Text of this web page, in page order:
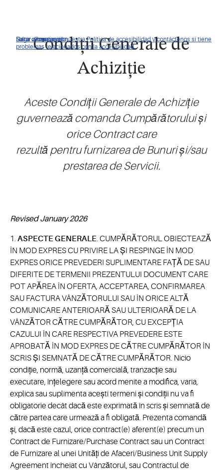
Haga clic para ver nuestra Política de accesibilidad y contáctenos si tiene
problemas relacionados con la accesibilidad.
Saltar a navegación
Saltar al contenido
Saltar a buscar
Condiții Generale de
Achiziție
Aceste Condiții Generale de Achiziție
guvernează comanda Cumpărătorului și
orice Contract care
rezultă pentru furnizarea de Bunuri și/sau
prestarea de Servicii.
Revised January 2026
1. ASPECTE GENERALE. CUMPĂRĂTORUL OBIECTEAZĂ
ÎN MOD EXPRES CU PRIVIRE LA ȘI RESPINGE ÎN MOD
EXPRES ORICE PREVEDERI SUPLIMENTARE FAȚĂ DE SAU
DIFERITE DE TERMENII PREZENTULUI DOCUMENT CARE
POT APĂREA ÎN OFERTA, ACCEPTAREA, CONFIRMAREA
SAU FACTURA VÂNZĂTORULUI SAU ÎN ORICE ALTĂ
COMUNICARE ANTERIOARĂ SAU ULTERIOARĂ DE LA
VÂNZĂTOR CĂTRE CUMPĂRĂTOR, CU EXCEPȚIA
CAZULUI ÎN CARE RESPECTIVA PREVEDERE ESTE
APROBATĂ ÎN MOD EXPRES DE CĂTRE CUMPĂRĂTOR ÎN
SCRIS ȘI SEMNATĂ DE CĂTRE CUMPĂRĂTOR. Nicio
condiție, normă, uzanță comercială, tranzacție sau
executare, înțelegere sau acord menite a modifica, varia,
explica sau suplimenta acești termeni și condiții nu va fi
obligatorie decât dacă este exprimată în scris și semnată de
către partea care urmează a fi obligată. Prezenta comandă
și, dacă este cazul, orice contract(e) aferent(e) precum un
Contract de Furnizare/Purchase Contract sau un Contract
de Furnizare al unei Unități de Afaceri/Business Unit Supply
Agreement încheiat cu Vânzătorul, sau Contractul de